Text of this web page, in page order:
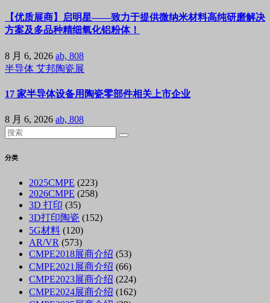
【优质展商】启明星——致力于提供微纳米材料高纯研磨解决
方案及多品种精细氧化铝粉体！
8 月 6, 2026 ab, 808
半导体 艾邦陶瓷展
17 家半导体设备用陶瓷零部件相关上市企业
8 月 6, 2026 ab, 808
分类
2025CMPE (223)
2026CMPE (258)
3D 打印 (35)
3D打印陶瓷 (152)
5G材料 (120)
AR/VR (573)
CMPE2018展商介绍 (53)
CMPE2021展商介绍 (66)
CMPE2023展商介绍 (224)
CMPE2024展商介绍 (162)